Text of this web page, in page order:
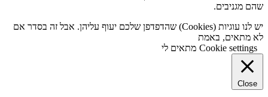
שהם מגניבים.
יש לנו עוגיות (Cookies) שהדפדפן שלכם יעוף עליהן. אבל זה בסדר אם
לא מתאים, באמת
Cookie settings מתאים לי
Close